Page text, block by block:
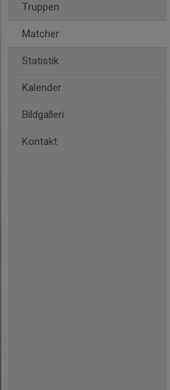
Truppen
Matcher
Statistik
Kalender
Bildgalleri
Kontakt